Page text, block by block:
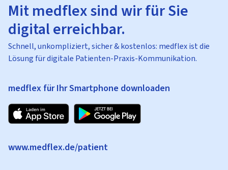
Mit medflex sind wir für Sie
digital erreichbar.
Schnell, unkompliziert, sicher & kostenlos: medflex ist die
Lösung für digitale Patienten-Praxis-Kommunikation.
medflex für Ihr Smartphone downloaden
www.medflex.de/patient